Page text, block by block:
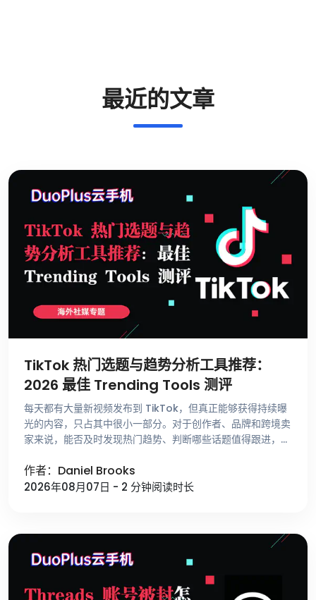
最近的文章
TikTok 热门选题与趋势分析工具推荐：
2026 最佳 Trending Tools 测评
每天都有大量新视频发布到 TikTok，但真正能够获得持续曝
光的内容，只占其中很小一部分。对于创作者、品牌和跨境卖
家来说，能否及时发现热门趋势、判断哪些话题值得跟进，比
赖刷 For …
作者：Daniel Brooks
2026年08月07日 - 2 分钟阅读时长